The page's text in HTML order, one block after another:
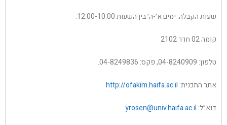
שעות הקבלה: ימים א׳-ה׳ בין השעות 12:00-10:00.
קומה 02 חדר 2102
טלפון: 04-8240909, פקס: 04-8249836.
אתר התכנית: http://ofakim.haifa.ac.il
דוא״ל: yrosen@univ.haifa.ac.il